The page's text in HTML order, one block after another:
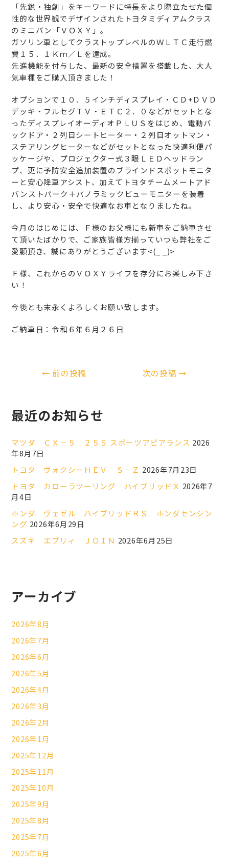
「先鋭・独創」をキーワードに特長をより際立たせた個
性的な世界観でデザインされたトヨタミディアムクラス
のミニバン「ＶＯＸＹ」。
ガソリン車としてクラストップレベルのＷＬＴＣ走行燃
費１５．１Ｋｍ／Ｌを達成。
先進機能を付与した、最新の安全措置を搭載した、大人
気車種をご購入頂きました！
オプションで１０．５インチディスプレイ・ＣＤ+ＤＶＤ
デッキ・フルセグＴＶ・ＥＴＣ２．０などがセットとな
ったディスプレイオーディオＰＬＵＳをはじめ、電動バ
ックドア・２列目シートヒーター・２列目オットマン・
ステアリングヒーターなどがセットとなった快適利便パ
ッケージや、プロジェクター式３眼ＬＥＤヘッドラン
プ、更に予防安全追加装置のブラインドスポットモニタ
ーと安心降車アシスト、加えてトヨタチームメートアド
バンストパーク＋パノラミックビューモニターを装着
し、より安心・安全で快適なお車となりましたね。
今月のはじめには、Ｆ様のお父様にも新車をご納車させ
て頂いたばかりで、ご家族皆様方揃っていつも弊社をご
愛顧頂き、誠にありがとうございます<(_ _)>
Ｆ様、これからのＶＯＸＹライフを存分にお楽しみ下さ
い！
今後とも末永くよろしくお願い致します。
ご納車日：令和６年６月２６日
← 前の投稿 次の投稿→
最近のお知らせ
マツダ ＣＸ－５ ２５Ｓ スポーツアピアランス 2026
年8月7日
トヨタ ヴォクシーＨＥＶ Ｓ－Ｚ 2026年7月23日
トヨタ カローラツーリング ハイブリッドＸ 2026年7
月4日
ホンダ ヴェゼル ハイブリッドＲＳ ホンダセンシン
ング 2026年6月29日
スズキ エブリィ ＪＯＩＮ 2026年6月25日
アーカイブ
2026年8月
2026年7月
2026年6月
2026年5月
2026年4月
2026年3月
2026年2月
2026年1月
2025年12月
2025年11月
2025年10月
2025年9月
2025年8月
2025年7月
2025年6月